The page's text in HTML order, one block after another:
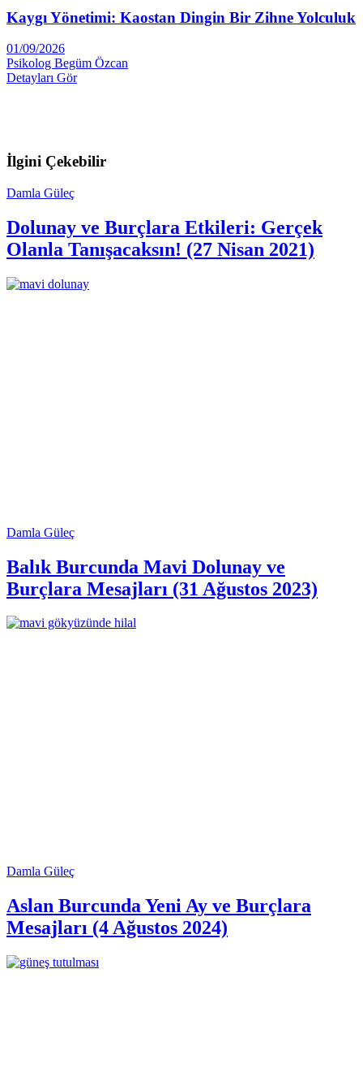
Kaygı Yönetimi: Kaostan Dingin Bir Zihne Yolculuk
01/09/2026
Psikolog Begüm Özcan
Detayları Gör
İlgini Çekebilir
Damla Güleç
Dolunay ve Burçlara Etkileri: Gerçek
Olanla Tanışacaksın! (27 Nisan 2021)
Damla Güleç
Balık Burcunda Mavi Dolunay ve
Burçlara Mesajları (31 Ağustos 2023)
Damla Güleç
Aslan Burcunda Yeni Ay ve Burçlara
Mesajları (4 Ağustos 2024)